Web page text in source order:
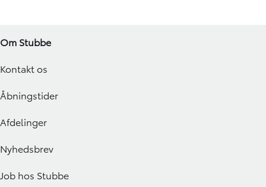
Om Stubbe
Kontakt os
Åbningstider
Afdelinger
Nyhedsbrev
Job hos Stubbe